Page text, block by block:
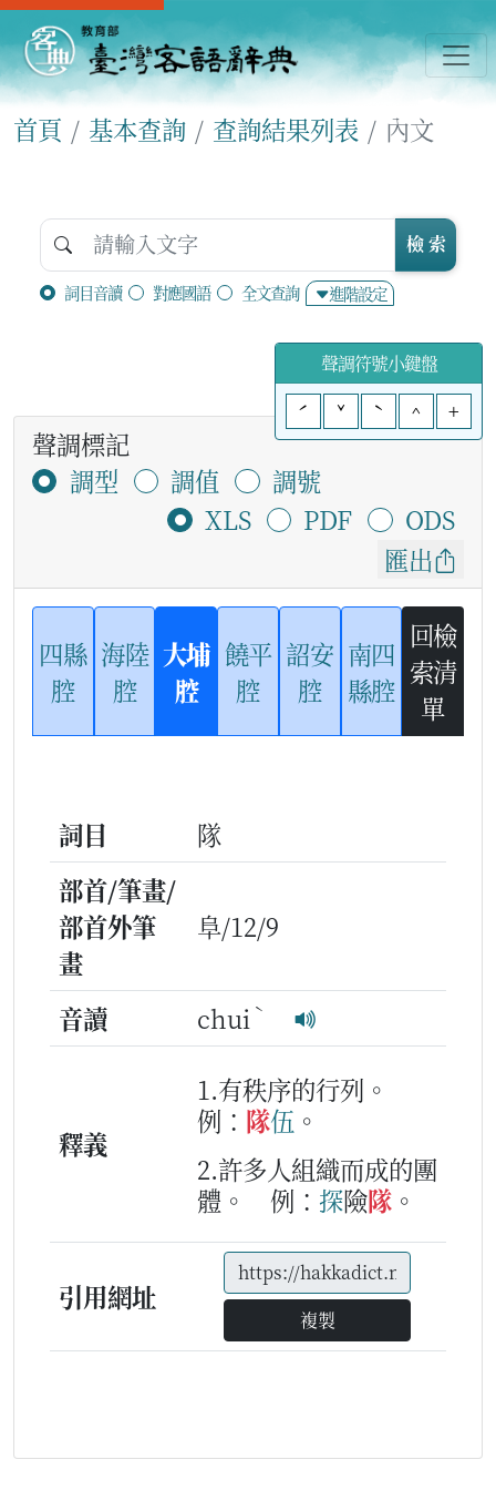
首頁 基本查詢 查詢結果列表 內文
詞目音讀 對應國語 全文查詢 進階設定
檢 索
聲調符號小鍵盤
ˊ
ˇ ˋ ^ +
聲調標記
調型
調值
調號
XLS
PDF
ODS
匯出
四縣
腔
海陸
腔
大埔
腔
饒平
腔
詔安
腔
南四
縣腔
回檢
索清
單
詞目
隊
部首/筆畫/
部首外筆
畫
阜/12/9
音讀 chui ˋ
釋義
1.有秩序的行列。
例： 隊伍 。
2.許多人組織而成的團
體。
例： 探險隊 。
引用網址
複製